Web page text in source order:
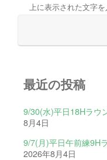
上に表示された文字を
最近の投稿
9/30(水)平日18Hラウ
8月4日
9/7(月)平日午前練9H
2026年8月4日